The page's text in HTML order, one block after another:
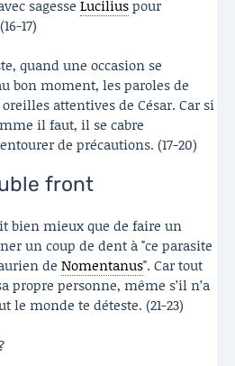
sagesse Luciliuspour
17)
quand une occasion se
bon moment, les paroles de
attentives de César. Car si
il faut, il se cabre
de précautions. (17-20)
front
bien mieux que de faire un
un coup de dent à "ce parasite
de Nomentanus". Car tout
propre personne, même s’il n’a
le monde te déteste. (21-23)